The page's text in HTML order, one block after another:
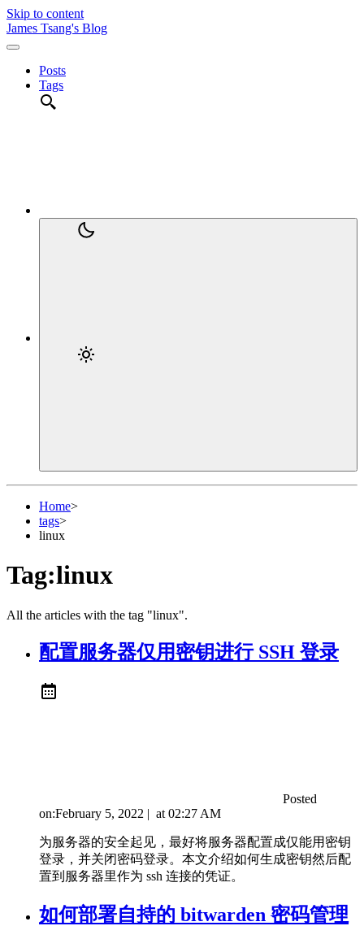
Skip to content
James Tsang's Blog
Posts
Tags
Home>
tags>
linux
Tag:linux
All the articles with the tag "linux".
配置服务器仅用密钥进行 SSH 登录
Posted
on:February 5, 2022 | at 02:27 AM
为服务器的安全起见，最好将服务器配置成仅能用密钥
登录，并关闭密码登录。本文介绍如何生成密钥然后配
置到服务器里作为 ssh 连接的凭证。
如何部署自持的 bitwarden 密码管理